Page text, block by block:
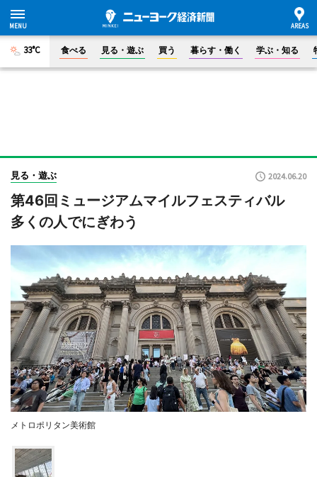
33°C 食べる 見る・遊ぶ 買う 暮らす・働く 学ぶ・知る
見る・遊ぶ 2024.06.20
第46回ミュージアムマイルフェスティバル
多くの人でにぎわう
メトロポリタン美術館